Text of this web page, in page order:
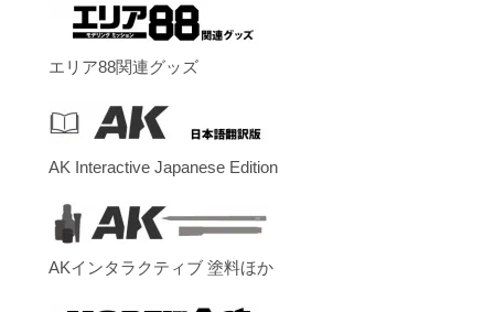
エリア88関連グッズ
AK Interactive Japanese Edition
AKインタラクティブ 塗料ほか